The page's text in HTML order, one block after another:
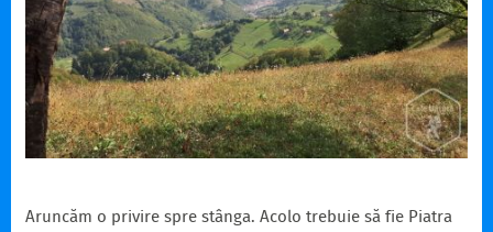
Aruncăm o privire spre stânga. Acolo trebuie să fie Piatra